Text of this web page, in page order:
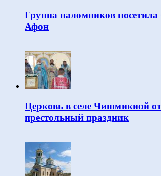
Группа паломников
Афон
Церковь в селе Чишмикиой
престольный праздник